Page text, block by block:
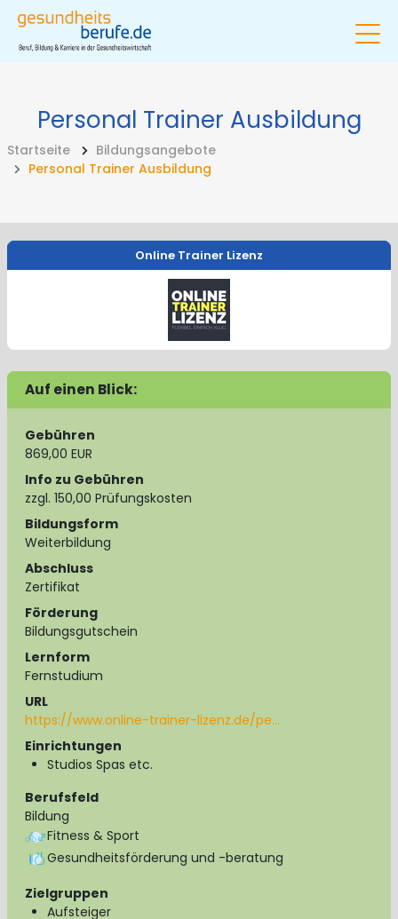
Personal Trainer Ausbildung
Startseite
Bildungsangebote
Personal Trainer Ausbildung
Online Trainer Lizenz
Auf einen Blick:
Gebühren
869,00 EUR
Info zu Gebühren
zzgl. 150,00 Prüfungskosten
Bildungsform
Weiterbildung
Abschluss
Zertifikat
Förderung
Bildungsgutschein
Lernform
Fernstudium
URL
https://www.online-trainer-lizenz.de/pe…
Einrichtungen
Studios Spas etc.
Berufsfeld
Bildung
Fitness & Sport
Gesundheitsförderung und -beratung
Zielgruppen
Aufsteiger